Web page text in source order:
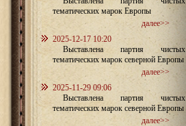
тематических марок Европы
далее>>
2025-12-17 10:20
Выставлена партия чистых
тематических марок северной Европы
далее>>
2025-11-29 09:06
Выставлена партия чистых
тематических марок северной Европы
далее>>